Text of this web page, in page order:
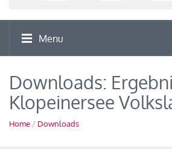
Menu
Downloads:
Klopeinersee
Home / Downloads